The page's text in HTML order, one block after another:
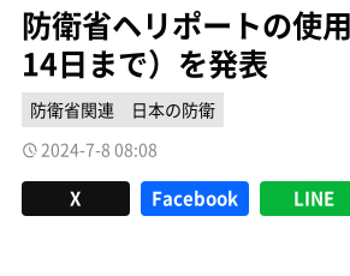
防衛省ヘリポートの使
14日まで）を発表
防衛省関連
日本の防衛
2024-7-8 08:08
X Facebook LINE